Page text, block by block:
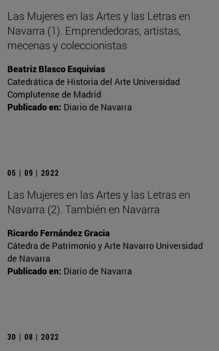
Las Mujeres en las Artes y las Letras en
Navarra (1). Emprendedoras, artistas,
mecenas y coleccionistas
Beatriz Blasco Esquivias
Catedrática de Historia del Arte Universidad
Complutense de Madrid
Publicado en: Diario de Navarra
05 | 09 | 2022
Las Mujeres en las Artes y las Letras en
Navarra (2). También en Navarra
Ricardo Fernández Gracia
Cátedra de Patrimonio y Arte Navarro Universidad
de Navarra
Publicado en: Diario de Navarra
30 | 08 | 2022